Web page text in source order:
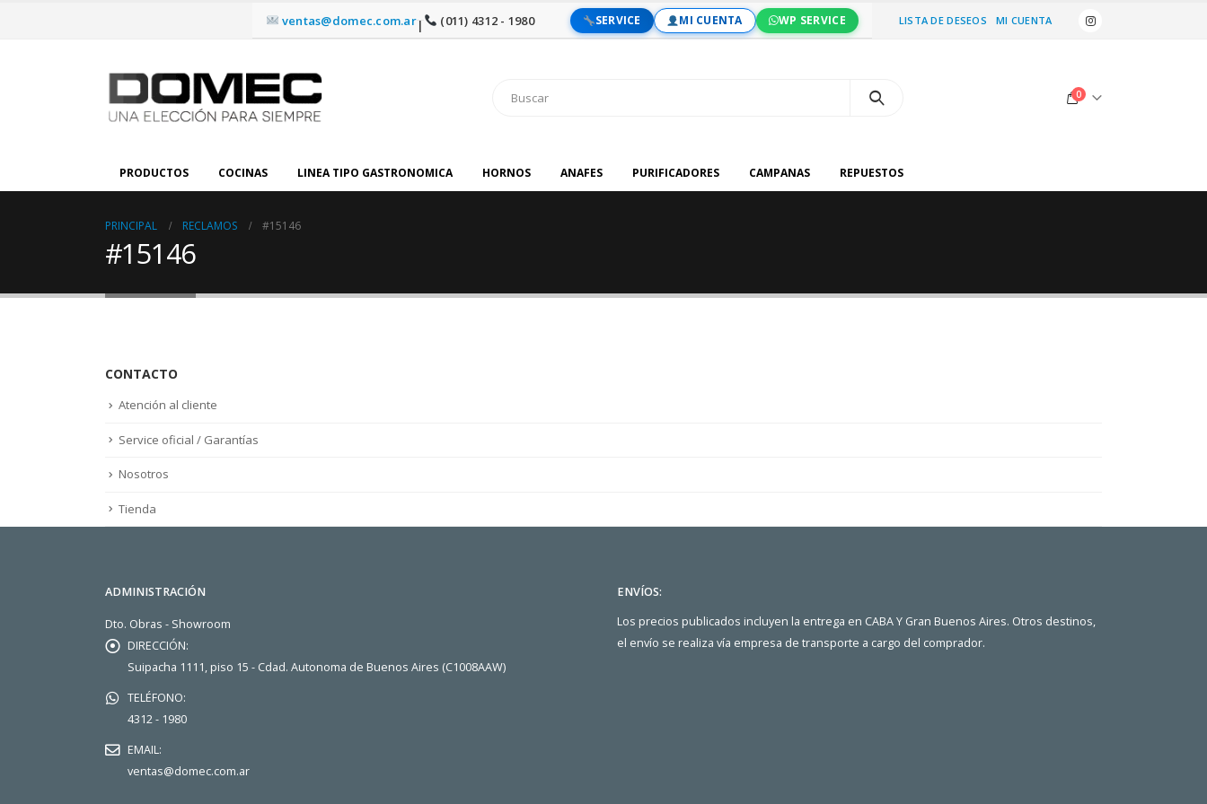
ventas@domec.com.ar| (011) 4312 - 1980 SERVICE MI CUENTA WP SERVICE LISTA DE DESEOS MI CUENTA
0
PRODUCTOS COCINAS LINEA TIPO GASTRONOMICA HORNOS ANAFES PURIFICADORES CAMPANAS REPUESTOS
PRINCIPAL RECLAMOS #15146
#15146
CONTACTO
Atención al cliente
Service oficial / Garantías
Nosotros
Tienda
ADMINISTRACIÓN
Dto. Obras - Showroom
DIRECCIÓN:
Suipacha 1111, piso 15 - Cdad. Autonoma de Buenos Aires (C1008AAW)
TELÉFONO:
4312 - 1980
EMAIL:
ventas@domec.com.ar
ENVÍOS:
Los precios publicados incluyen la entrega en CABA Y Gran Buenos Aires. Otros destinos,
el envío se realiza vía empresa de transporte a cargo del comprador.